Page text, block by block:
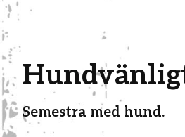
Semestra med hund.